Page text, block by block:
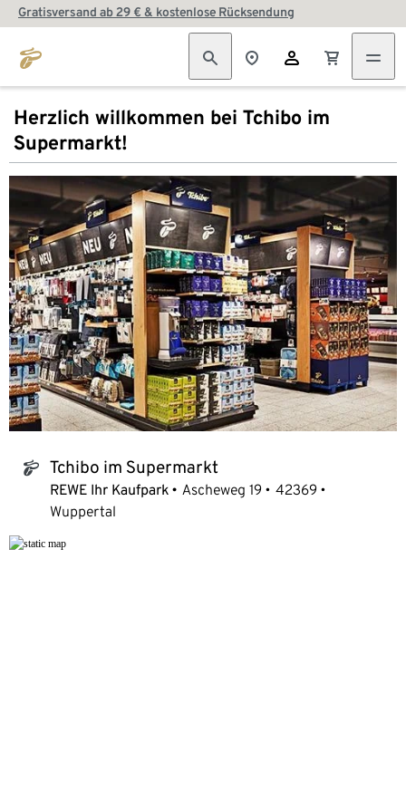
Gratisversand ab 29 € & kostenlose Rücksendung
Herzlich willkommen bei Tchibo im
Supermarkt!
tchibo_logo Tchibo im Supermarkt
REWE Ihr Kaufpark Ascheweg 19
42369
Wuppertal